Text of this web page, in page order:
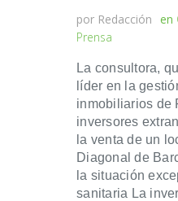
por Redacción en
Prensa
La consultora,
líder en la
inmobiliarios de
inversores
la venta de un
Diagonal de
la situación
sanitaria La